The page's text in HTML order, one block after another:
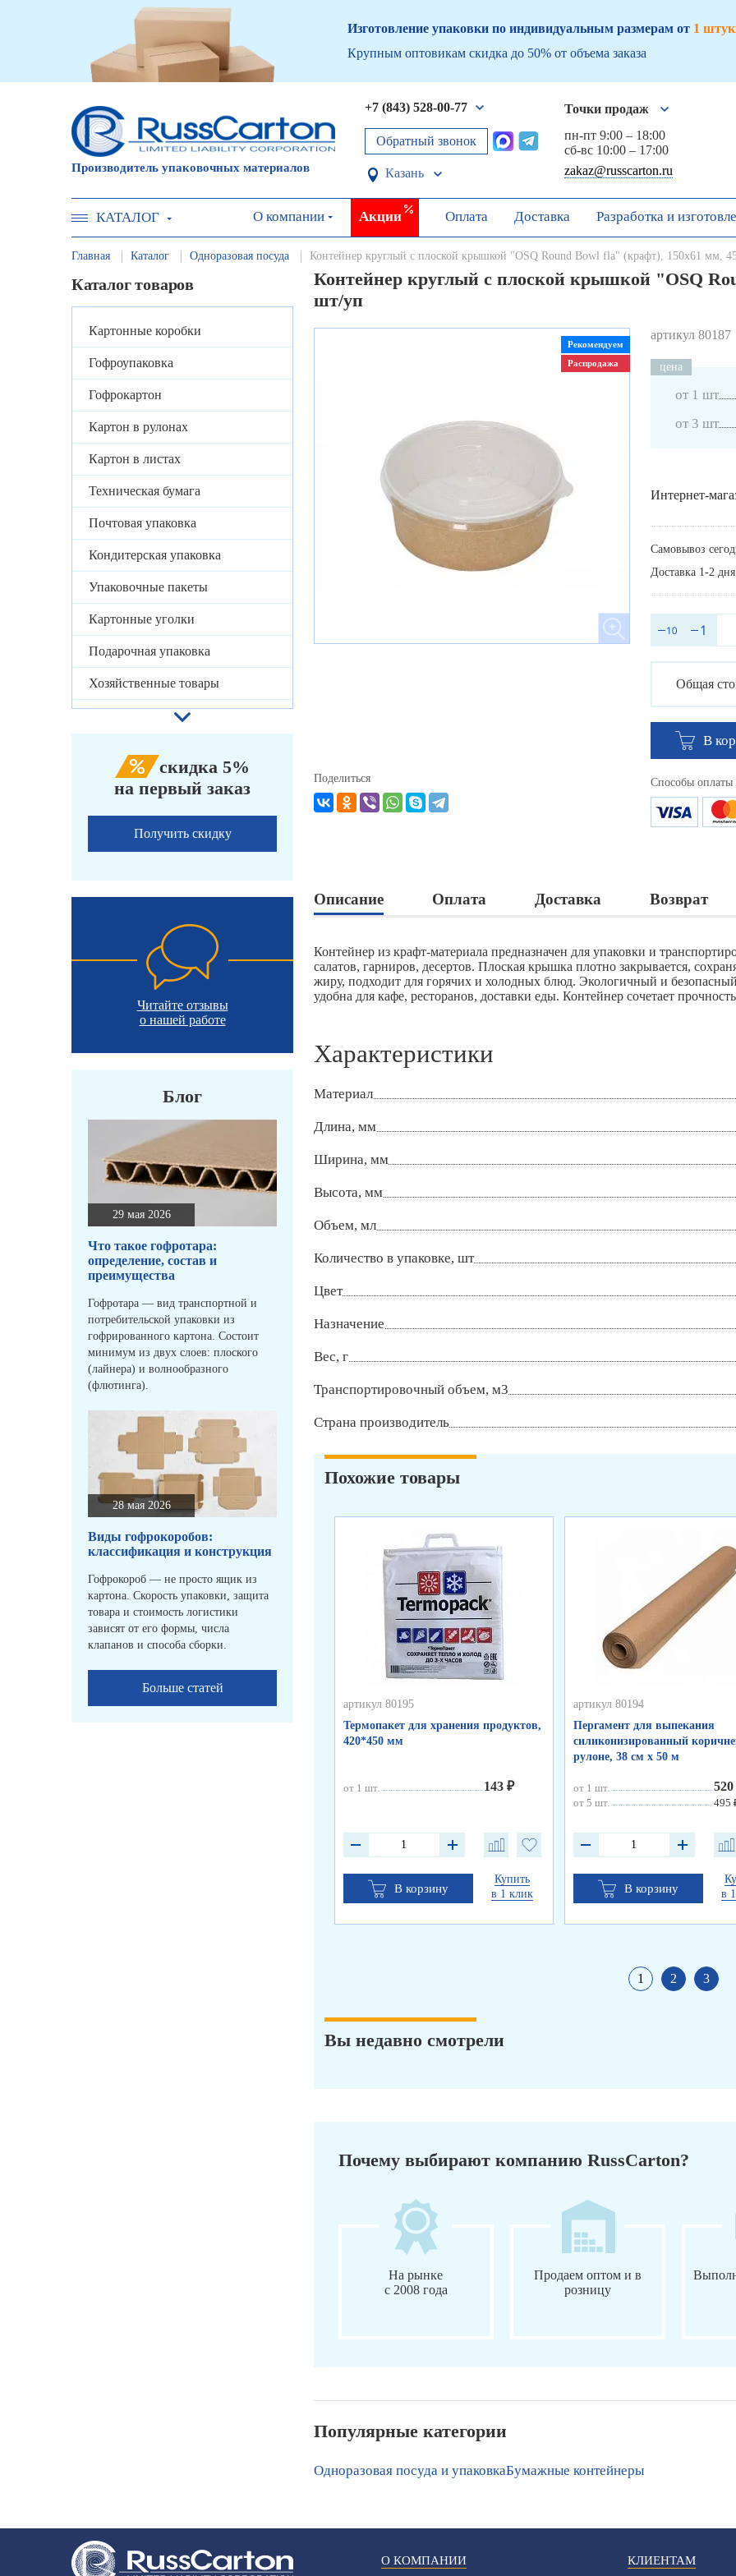
Изготовление упаковки по индивидуальным размерам от 1
Крупным оптовикам скидка до 50% от объема заказа
Производитель упаковочных материалов
+7 (843) 528-00-77
Обратный звонок
Казань
Точки продаж
пн-пт 9:00 – 18:00
сб-вс 10:00 – 17:00
zakaz@russcarton.ru
КАТАЛОГ О компании Акции Оплата Доставка Разработка и
Главная Каталог Одноразовая посуда Контейнер круглый с плоской крышкой "OSQ Round Bowl fla" (крафт), 150х61 мм,
Каталог товаров
Картонные коробки
Гофроупаковка
Гофрокартон
Картон в рулонах
Картон в листах
Техническая бумага
Почтовая упаковка
Кондитерская упаковка
Упаковочные пакеты
Картонные уголки
Подарочная упаковка
Хозяйственные товары
скидка 5%
на первый заказ
Получить скидку
Читайте отзывы
о нашей работе
Блог
29 мая 2026
Что такое гофротара:
определение, состав и
преимущества
Гофротара — вид транспортной и
потребительской упаковки из
гофрированного картона. Состоит
минимум из двух слоев: плоского
(лайнера) и волнообразного
(флютинга).
28 мая 2026
Виды гофрокоробов:
классификация и конструкция
Гофрокороб — не просто ящик из
картона. Скорость упаковки, защита
товара и стоимость логистики
зависят от его формы, числа
клапанов и способа сборки.
Больше статей
Контейнер круглый с плоской крышкой "OSQ
шт/уп
Рекомендуем
Распродажа
артикул 80187
цена
от 1 шт
от 3 шт
Интернет-
Самовывоз
Доставка 1-2 дня
Общая
В
Поделиться Способы оплаты
Описание Оплата Доставка Возврат
Контейнер из крафт-материала предназначен для упаковки и
салатов, гарниров, десертов. Плоская крышка плотно закрывается,
жиру, подходит для горячих и холодных блюд. Экологичный и
удобна для кафе, ресторанов, доставки еды. Контейнер сочетает
Характеристики
Материал
Длина, мм
Ширина, мм
Высота, мм
Объем, мл
Количество в упаковке, шт
Цвет
Назначение
Вес, г
Транспортировочный объем, м3
Страна производитель
Похожие товары
артикул 80195
Термопакет для хранения продуктов,
420*450 мм
от 1 шт. 143 ₽
В корзину
Купить
в 1 клик
артикул 80194
Пергамент для выпекания
силиконизированный
рулоне, 38 см х 50 м
от 1 шт.
от 5 шт. 495
В корзину
в
1 2 3
Вы недавно смотрели
Почему выбирают компанию RussCarton?
На рынке
с 2008 года
Продаем оптом и в
розницу
Популярные категории
Одноразовая посуда и упаковкаБумажные контейнеры
О КОМПАНИИ КЛИЕНТАМ